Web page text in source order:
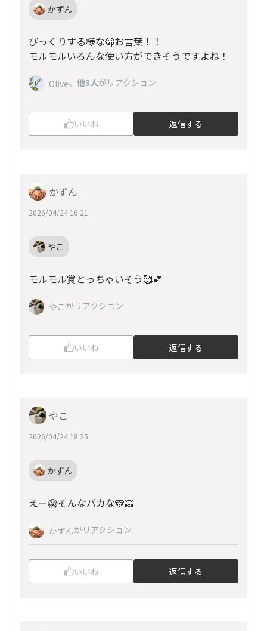
かずん
びっくりする様な🫢お言葉！！
モルモルいろんな使い方ができそうですよね！
Olive、 他3人がリアクション
いいね 返信する
かずん
2026/04/24 16:21
やこ
モルモル賞とっちゃいそう🥰💕
やこ がリアクション
いいね 返信する
やこ
2026/04/24 18:25
かずん
えー😱そんなバカな🙈🙉
かずんがリアクション
いいね 返信する